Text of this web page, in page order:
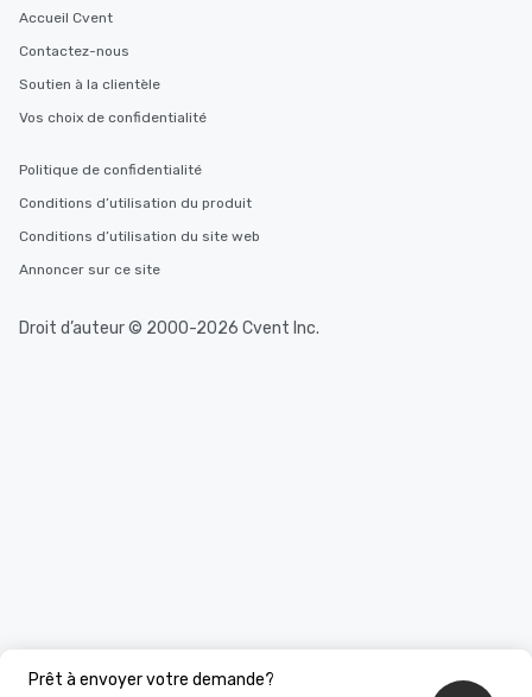
Prêt à envoyer votre demande?
Accueil Cvent
Contactez-nous
Soutien à la clientèle
Vos choix de confidentialité
Politique de confidentialité
Conditions d’utilisation du produit
Conditions d’utilisation du site web
Annoncer sur ce site
Droit d’auteur © 2000-2026 Cvent Inc.